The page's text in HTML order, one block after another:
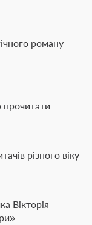
роману
прочитати
різного віку
Вікторія